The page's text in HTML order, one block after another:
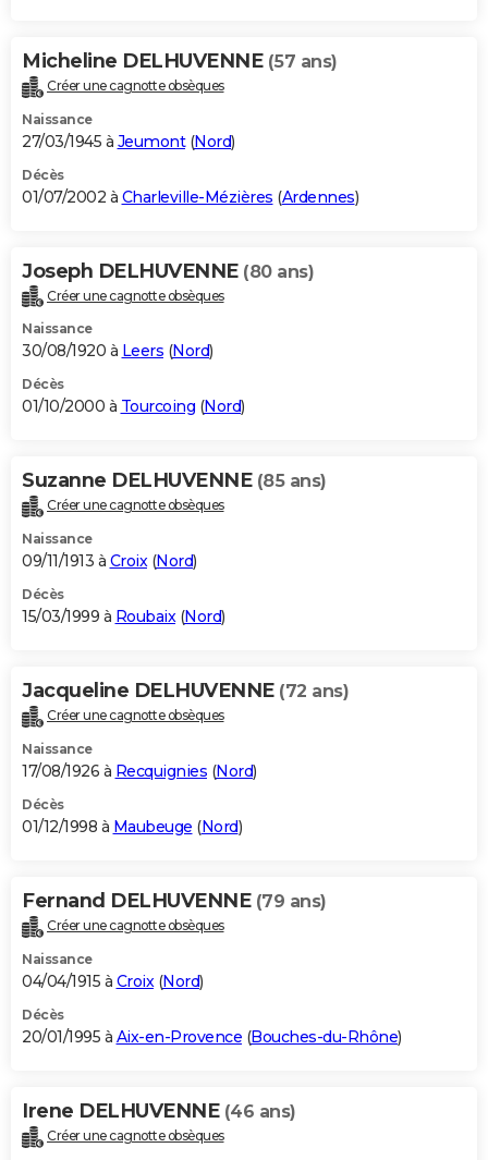
Micheline DELHUVENNE (57 ans)
Créer une cagnotte obsèques
Naissance
27/03/1945 à Jeumont(Nord)
Décès
01/07/2002 à Charleville-Mézières (Ardennes)
Joseph DELHUVENNE (80 ans)
Créer une cagnotte obsèques
Naissance
30/08/1920 à Leers (Nord)
Décès
01/10/2000 à Tourcoing (Nord)
Suzanne DELHUVENNE (85 ans)
Créer une cagnotte obsèques
Naissance
09/11/1913 à Croix(Nord)
Décès
15/03/1999 à Roubaix(Nord)
Jacqueline DELHUVENNE (72 ans)
Créer une cagnotte obsèques
Naissance
17/08/1926 à Recquignies (Nord)
Décès
01/12/1998 à Maubeuge (Nord)
Fernand DELHUVENNE (79 ans)
Créer une cagnotte obsèques
Naissance
04/04/1915 à Croix(Nord)
Décès
20/01/1995 à Aix-en-Provence (Bouches-du-Rhône)
Irene DELHUVENNE (46 ans)
Créer une cagnotte obsèques